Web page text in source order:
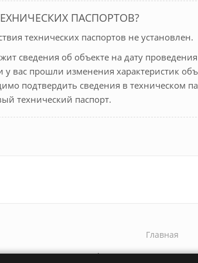
ПАСПОРТОВ?
технических паспортов не установлен.
сведения об объекте на дату
вас прошли изменения характеристик
подтвердить сведения в техническом
технический паспорт.
Главная
Copyright © 2026 БТИ - Бюро